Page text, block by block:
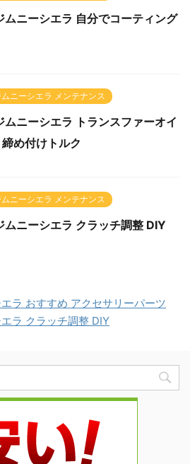
ニーシエラ 自分でコーティング
ニーシエラ メンテナンス
ニーシエラ トランスファーオイ
め付けトルク
ニーシエラ メンテナンス
ニーシエラ クラッチ調整 DIY
ラ おすすめ アクセサリーパーツ
ラ クラッチ調整 DIY